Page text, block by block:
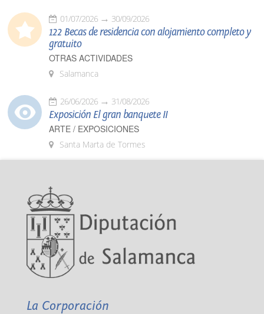
01/07/2026 30/09/2026
122 Becas de residencia con alojamiento completo y
gratuito
OTRAS ACTIVIDADES
Salamanca
26/06/2026 31/08/2026
Exposición El gran banquete II
ARTE / EXPOSICIONES
Santa Marta de Tormes
La Corporación